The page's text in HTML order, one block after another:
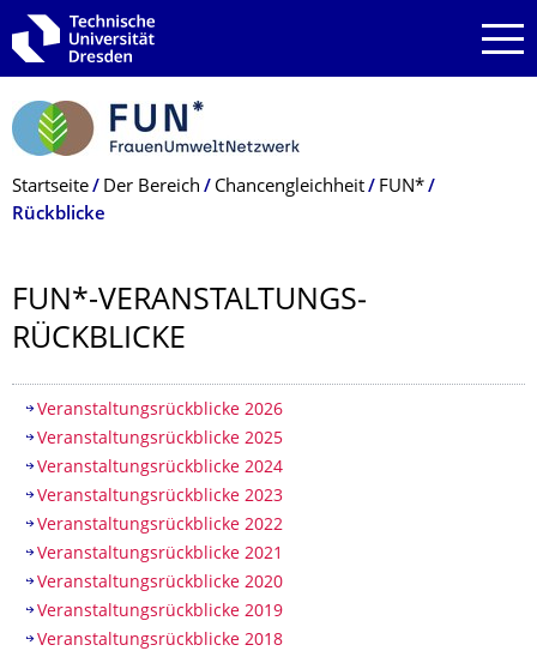
Zur Hauptnavigation springen
Zur Suche springen
Zum Inhalt springen
Breadcrumb-Menü
Startseite Der Bereich Chancengleichheit
FUN*
Rückblicke
FUN*-VERANSTALTUNGS­
RÜCKBLICKE
Inhaltsverzeichnis
Veranstaltungsrückblicke 2026
Veranstaltungsrückblicke 2025
Veranstaltungsrückblicke 2024
Veranstaltungsrückblicke 2023
Veranstaltungsrückblicke 2022
Veranstaltungsrückblicke 2021
Veranstaltungsrückblicke 2020
Veranstaltungsrückblicke 2019
Veranstaltungsrückblicke 2018